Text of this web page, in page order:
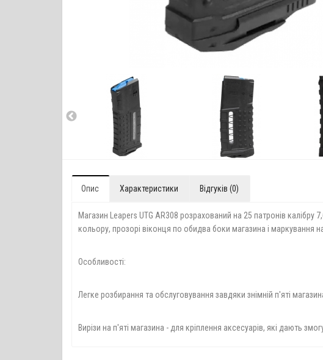
Опис Характеристики Відгуків (0)
Магазин Leapers UTG AR308 розрахований на 25 патронів
кольору, прозорі віконця по обидва боки магазина і маркування
Особливості:
Легке розбирання та обслуговування завдяки знімній п'яті
Вирізи на п'яті магазина - для кріплення аксесуарів, які дають